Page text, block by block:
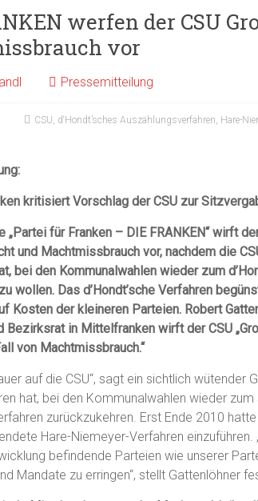
werfen der CSU
vor
Pressemitteilung
CSU, d‘Hondt’sches Auszählungsverfahren, Hare-
kritisiert Vorschlag der CSU zur
„Partei für Franken – DIE FRANKEN“ wirft
und Machtmissbrauch vor, nachdem die
bei den Kommunalwahlen wieder zum
wollen. Das d’Hondt’sche Verfahren
Kosten der kleineren Parteien. Robert
Bezirksrat in Mittelfranken wirft der CSU
von Machtmissbrauch.“
auf die CSU“, sagt ein sichtlich
hat, bei den Kommunalwahlen wieder zum
zurückzukehren. Erst Ende 2010
Hare-Niemeyer-Verfahren
befindende Parteien wie unserer
Mandate zu erringen“, stellt Gattenlöhner